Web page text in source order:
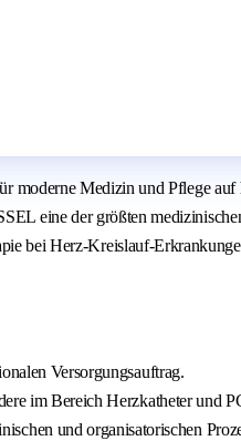
Medizin und Pflege auf
eine der größten
bei Herz-Kreislauf-
Versorgungsauftrag.
im Bereich Herzkatheter und
und organisatorischen